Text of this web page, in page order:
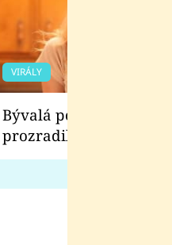
VIRÁLY
Bývalá pornoherečka
prozradila, co ji
natáčení Euforie.